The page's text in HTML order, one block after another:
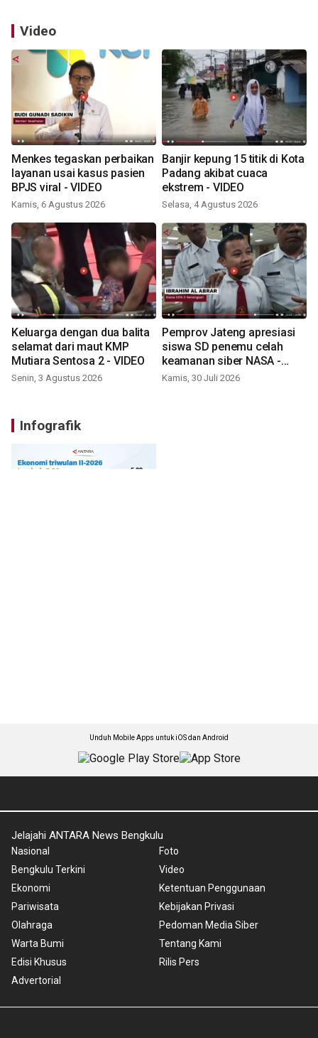
Video
Menkes tegaskan perbaikan
layanan usai kasus pasien
BPJS viral - VIDEO
Kamis, 6 Agustus 2026
Banjir kepung 15 titik di Kota
Padang akibat cuaca
ekstrem - VIDEO
Selasa, 4 Agustus 2026
Keluarga dengan dua balita
selamat dari maut KMP
Mutiara Sentosa 2 - VIDEO
Senin, 3 Agustus 2026
Pemprov Jateng apresiasi
siswa SD penemu celah
keamanan siber NASA -
VIDEO
Kamis, 30 Juli 2026
Infografik
Unduh Mobile Apps untuk iOS dan Android
Jelajahi ANTARA News Bengkulu
Nasional
Bengkulu Terkini
Ekonomi
Pariwisata
Olahraga
Warta Bumi
Edisi Khusus
Advertorial
Foto
Video
Ketentuan Penggunaan
Kebijakan Privasi
Pedoman Media Siber
Tentang Kami
Rilis Pers